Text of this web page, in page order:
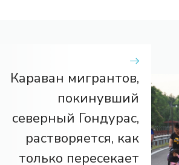
Караван мигрантов,
покинувший
северный Гондурас,
растворяется, как
только пересекает